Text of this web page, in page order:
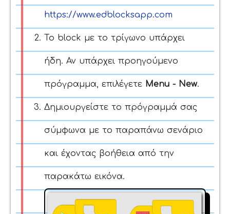
https://www.edblocksapp.com
Το block με το τρίγωνο υπάρχει
ήδη. Αν υπάρχει προηγούμενο
πρόγραμμα, επιλέγετε Menu - New.
Δημιουργείστε το πρόγραμμά σας
σύμφωνα με το παραπάνω σενάριο
και έχοντας βοήθεια από την
παρακάτω εικόνα.